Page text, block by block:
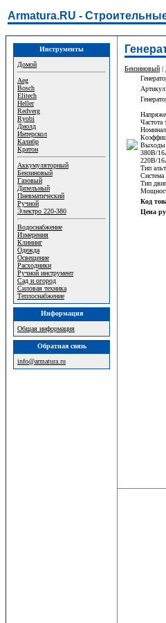
Armatura.RU -
Инструменты
Домой
Aeg
Bosch
Elitech
Heller
Redverg
Ryobi
Диолд
Интерскол
Калибр
Кратон
Аккумуляторный
Бензиновый
Газовый
Дизельный
Пневматический
Ручной
Электро 220-380
Водоснабжение
Измерения
Клининг
Одежда
Освещение
Расходники
Ручной инструмент
Сад и огород
Силовая техника
Теплоснабжение
Информация
Общая информация
Обратная связь
info@armatura.ru
Бензиновый |
Частота
Выходы
380В/
220В/
Тип
Система
Тип
Код
Цена